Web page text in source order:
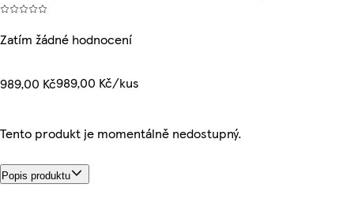
Zatím žádné hodnocení
989,00 Kč989,00 Kč/kus
Tento produkt je momentálně nedostupný.
Popis produktu